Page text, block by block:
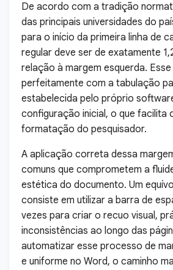
De acordo com a tradição
das principais universidades do
para o início da primeira linha de
regular deve ser de exatamente
relação à margem esquerda.
perfeitamente com a tabulação
estabelecida pelo próprio
configuração inicial, o que facilita
formatação do pesquisador.
A aplicação correta dessa
comuns que comprometem a
estética do documento. Um
consiste em utilizar a barra de
vezes para criar o recuo visual,
inconsistências ao longo das
automatizar esse processo de
e uniforme no Word, o caminho